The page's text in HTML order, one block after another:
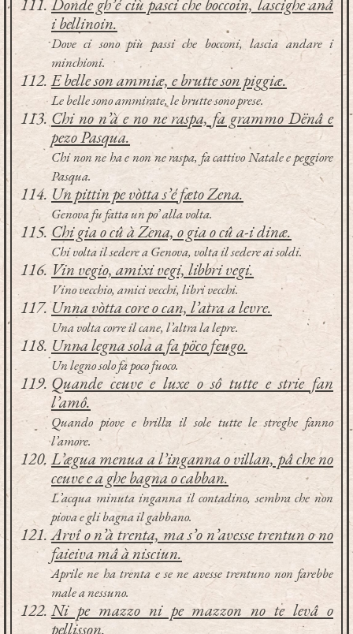
i bellinoin.
Dove ci sono più passi che bocconi, lascia andare i
minchioni.
E belle son ammiæ, e brutte son piggiæ.
Le belle sono ammirate, le brutte sono prese.
Chi no n’à e no ne raspa, fa grammo Dënâ e
pezo Pasqua.
Chi non ne ha e non ne raspa, fa cattivo Natale e peggiore
Pasqua.
Un pittin pe vòtta s’é fæto Zena.
Genova fu fatta un po’ alla volta.
Chi gia o cû à Zena, o gia o cû a-i dinæ.
Chi volta il sedere a Genova, volta il sedere ai soldi.
Vin vegio, amixi vegi, libbri vegi.
Vino vecchio, amici vecchi, libri vecchi.
Unna vòtta core o can, l’atra a levre.
Una volta corre il cane, l’altra la lepre.
Unna legna sola a fa pöco feugo.
Un legno solo fa poco fuoco.
Quande ceuve e luxe o sô tutte e strie fan
l’amô.
Quando piove e brilla il sole tutte le streghe fanno
l’amore.
L’ægua menua a l’inganna o villan, pâ che no
ceuve e a ghe bagna o cabban.
L’acqua minuta inganna il contadino, sembra che non
piova e gli bagna il gabbano.
Arvî o n’à trenta, ma s’o n’avesse trentun o no
faieiva mâ à nisciun.
Aprile ne ha trenta e se ne avesse trentuno non farebbe
male a nessuno.
Ni pe mazzo ni pe mazzon no te levâ o
pellisson.